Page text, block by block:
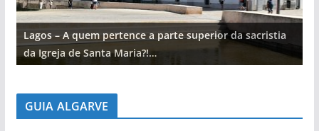
Lagos – A quem pertence a parte superior da sacristia
da Igreja de Santa Maria?!…
GUIA ALGARVE